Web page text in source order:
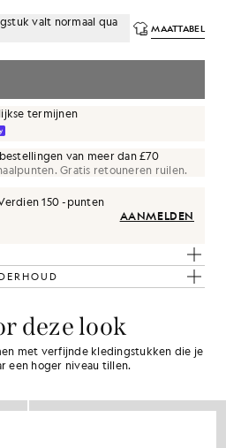
valt normaal qua
MAATTABEL
termijnen
van meer dan £70
Gratis retouneren ruilen.
150-punten
AANMELDEN
deze look
met verfijnde kledingstukken die je
een hoger niveau tillen.